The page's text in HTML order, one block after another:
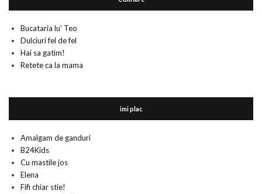
Bucataria lu' Teo
Dulciuri fel de fel
Hai sa gatim!
Retete ca la mama
imi plac
Amalgam de ganduri
B24Kids
Cu mastile jos
Elena
Fifi chiar stie!